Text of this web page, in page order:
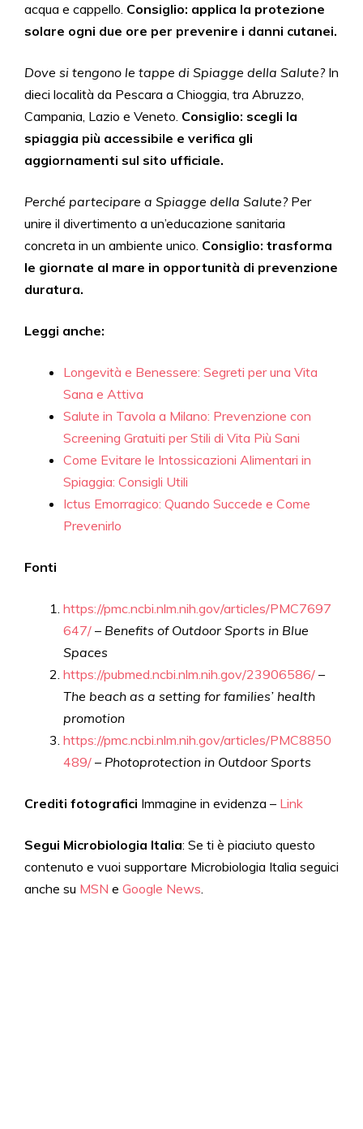
acqua e cappello. Consiglio: applica la protezione
solare ogni due ore per prevenire i danni cutanei.
Dove si tengono le tappe di Spiagge della Salute?In
dieci località da Pescara a Chioggia, tra Abruzzo,
Campania, Lazio e Veneto. Consiglio: scegli la
spiaggia più accessibile e verifica gli
aggiornamenti sul sito ufficiale.
Perché partecipare a Spiagge della Salute?Per
unire il divertimento a un’educazione sanitaria
concreta in un ambiente unico. Consiglio: trasforma
le giornate al mare in opportunità di prevenzione
duratura.
Leggi anche:
Longevità e Benessere: Segreti per una Vita
Sana e Attiva
Salute in Tavola a Milano: Prevenzione con
Screening Gratuiti per Stili di Vita Più Sani
Come Evitare le Intossicazioni Alimentari in
Spiaggia: Consigli Utili
Ictus Emorragico: Quando Succede e Come
Prevenirlo
Fonti
https://pmc.ncbi.nlm.nih.gov/articles/PMC7697
647/ – Benefits of Outdoor Sports in Blue
Spaces
https://pubmed.ncbi.nlm.nih.gov/23906586/ –
The beach as a setting for families’ health
promotion
https://pmc.ncbi.nlm.nih.gov/articles/PMC8850
489/ – Photoprotection in Outdoor Sports
Crediti fotografici Immagine in evidenza – Link
Segui Microbiologia Italia: Se ti è piaciuto questo
contenuto e vuoi supportare Microbiologia Italia seguici
anche su MSN e Google News.